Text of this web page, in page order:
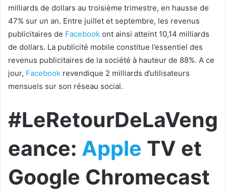
milliards de dollars au troisième trimestre, en hausse de
47% sur un an. Entre juillet et septembre, les revenus
publicitaires de Facebook ont ainsi atteint 10,14 milliards
de dollars. La publicité mobile constitue l’essentiel des
revenus publicitaires de la société à hauteur de 88%. A ce
jour, Facebook revendique 2 milliards d’utilisateurs
mensuels sur son réseau social.
#LeRetourDeLaVeng
eance: Apple TV et
Google Chromecast